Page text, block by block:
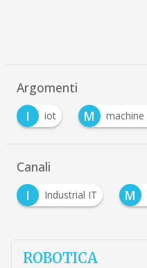
Argomenti
M
machine learning
Canali
I
Industrial IT M
ROBOTICA